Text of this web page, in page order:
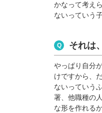
かなって考え
ないっていう
それは
やっぱり自分
けですから、
ないっていう
署、他職種の
な形を作れる